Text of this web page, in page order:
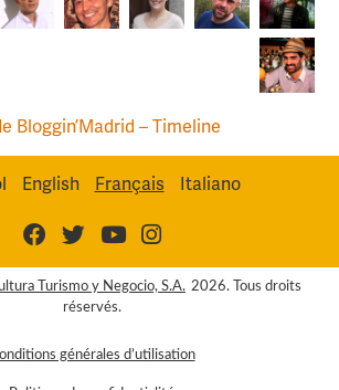
Bloggin’Madrid – Timeline
English Français Italiano
Turismo y Negocio, S.A. 2026. Tous droits
réservés.
générales d’utilisation